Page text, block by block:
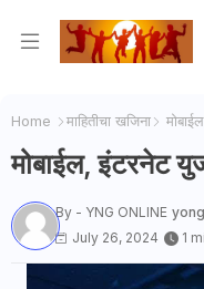
Home माहितीचा खजिना
मोबाईल, इंटरनेट
By - YNG ONLINE
July 26, 2024
1